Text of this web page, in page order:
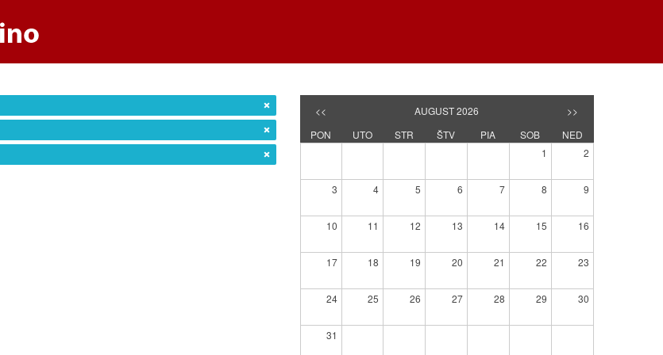
<< AUGUST 2026
>>
PON
UTO STR ŠTV PIA SOB
NED
1
2
3 4 5 6 7 8 9
10 11 12 13 14 15 16
17 18 19 20 21 22 23
24 25 26 27 28 29 30
31